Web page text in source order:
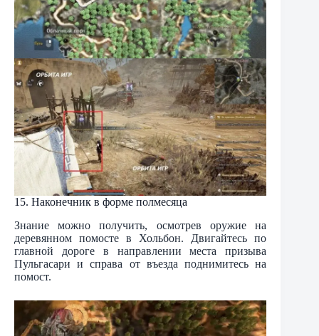
15. Наконечник в форме полмесяца
Знание можно получить, осмотрев оружие на
деревянном помосте в Хольбон. Двигайтесь по
главной дороге в направлении места призыва
Пульгасари и справа от въезда поднимитесь на
помост.